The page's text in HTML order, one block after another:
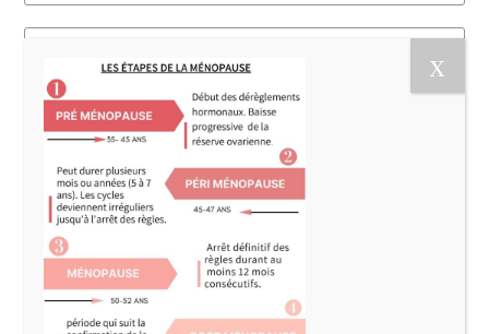
Le Magazine Naturo
Je suis Evy, Naturopathe spécialisée dans
l’accompagnement des femmes en préménopause et